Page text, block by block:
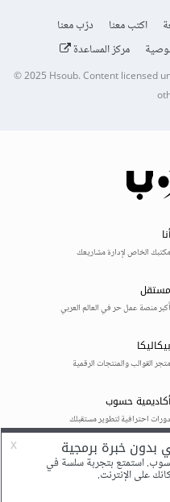
اكتب معنا
درّب معنا
مركز المساعدة
© 2025Hsoub.Content licensed